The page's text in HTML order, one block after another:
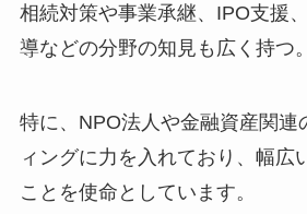
相続対策や事業承継、IPO支援
導などの分野の知見も広く持つ。
特に、NPO法人や金融資産関連
ィングに力を入れており、幅広
ことを使命としています。